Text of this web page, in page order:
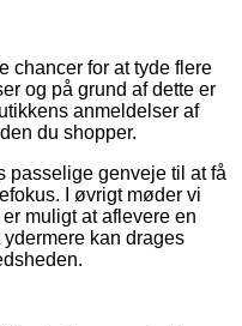
chancer for at tyde flere
og på grund af dette er
anmeldelser af
du shopper.
passelige genveje til at få
I øvrigt møder vi
muligt at aflevere en
kan drages